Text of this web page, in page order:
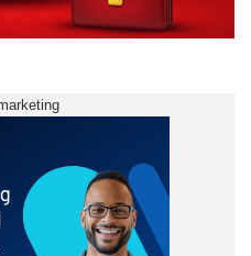
leitete Prof.in
ihre Mitarbeiter
als „leidenschaftliche
die Thematik des
war. Um die
solchen Baustoff zu